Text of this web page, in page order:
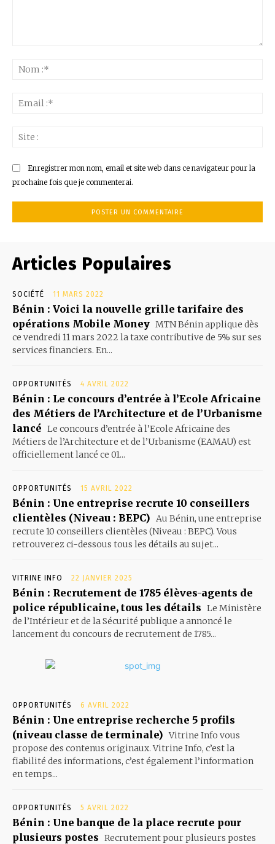
Enregistrer mon nom, email et site web dans ce navigateur pour la
prochaine fois que je commenterai.
Articles Populaires
SOCIÉTÉ 11 MARS 2022
Bénin : Voici la nouvelle grille tarifaire des
opérations Mobile Money MTN Bénin applique dès
ce vendredi 11 mars 2022 la taxe contributive de 5% sur ses
services financiers. En...
OPPORTUNITÉS 4 AVRIL 2022
Bénin : Le concours d’entrée à l’Ecole Africaine
des Métiers de l’Architecture et de l’Urbanisme
lancé Le concours d’entrée à l’Ecole Africaine des
Métiers de l’Architecture et de l’Urbanisme (EAMAU) est
officiellement lancé ce 01...
OPPORTUNITÉS 15 AVRIL 2022
Bénin : Une entreprise recrute 10 conseillers
clientèles (Niveau : BEPC)
Au Bénin, une entreprise
recrute 10 conseillers clientèles (Niveau : BEPC). Vous
retrouverez ci-dessous tous les détails au sujet...
VITRINE INFO 22 JANVIER 2025
Bénin : Recrutement de 1785 élèves-agents de
police républicaine, tous les détails Le Ministère
de l’Intérieur et de la Sécurité publique a annoncé le
lancement du concours de recrutement de 1785...
OPPORTUNITÉS 6 AVRIL 2022
Bénin : Une entreprise recherche 5 profils
(niveau classe de terminale) Vitrine Info vous
propose des contenus originaux. Vitrine Info, c’est la
fiabilité des informations, c’est également l’information
en temps...
OPPORTUNITÉS 5 AVRIL 2022
Bénin : Une banque de la place recrute pour
plusieurs postes Recrutement pour plusieurs postes